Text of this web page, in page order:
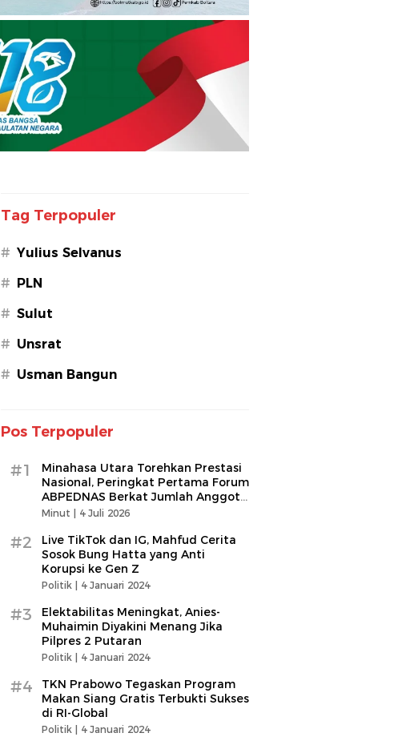
Tag Terpopuler
# Yulius Selvanus
# PLN
# Sulut
# Unsrat
# Usman Bangun
Pos Terpopuler
#1
Minahasa Utara Torehkan Prestasi
Nasional, Peringkat Pertama Forum
ABPEDNAS Berkat Jumlah Anggota
Terbanyak
Minut | 4 Juli 2026
#2
Live TikTok dan IG, Mahfud Cerita
Sosok Bung Hatta yang Anti
Korupsi ke Gen Z
Politik | 4 Januari 2024
#3
Elektabilitas Meningkat, Anies-
Muhaimin Diyakini Menang Jika
Pilpres 2 Putaran
Politik | 4 Januari 2024
#4
TKN Prabowo Tegaskan Program
Makan Siang Gratis Terbukti Sukses
di RI-Global
Politik | 4 Januari 2024